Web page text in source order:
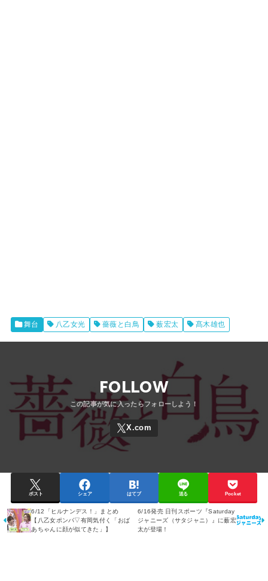
舞台 八乙女光 薔薇と白鳥 薮宏太 髙木雄也
FOLLOW
ポスト シェア はてブ 送る Pocket
6/12「ヒルナンデス！」まとめ
【八乙女ポンパ▽有岡気付く「おば
あちゃんに顔が似てきた」】
6/16発売 日刊スポーツ『Saturday
ジャニーズ（サタジャニ）』に薮宏
太が登場！